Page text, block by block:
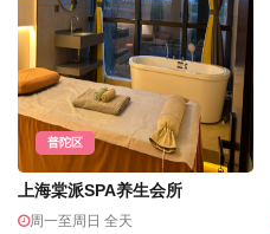
普陀区
上海棠派SPA养生会所
周一至周日 全天